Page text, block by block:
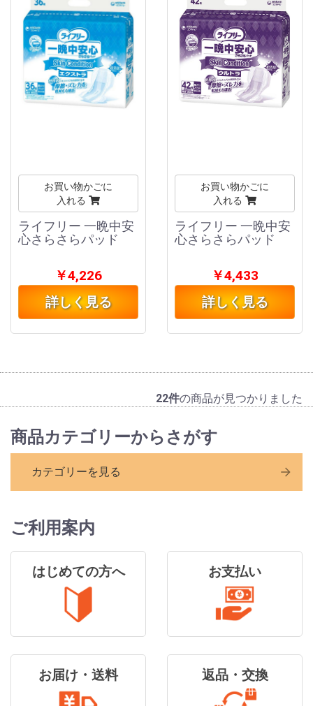
お買い物かごに
入れる
ライフリー 一晩中安
心さらさらパッド
￥4,226
詳しく見る
お買い物かごに
入れる
ライフリー 一晩中安
心さらさらパッド
￥4,433
詳しく見る
22件の商品が見つかりました
商品カテゴリーからさがす
カテゴリーを見る
ご利用案内
はじめての方へ お支払い
お届け・送料 返品・交換